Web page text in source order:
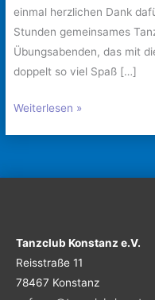
einmal herzlichen Dank
Stunden gemeinsames
Übungsabenden, das mit
doppelt so viel Spaß […]
Weiterlesen »
Tanzclub Konstanz e.V.
Reisstraße 11
78467 Konstanz